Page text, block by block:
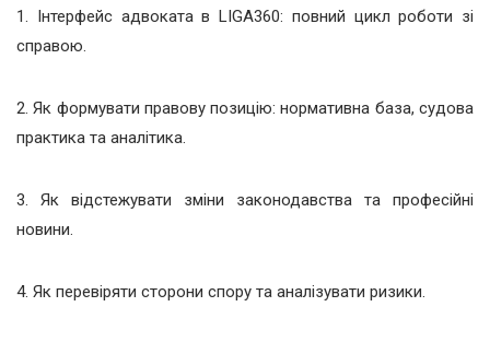
1. Інтерфейс адвоката в LIGA360: повний цикл роботи зі
справою.
2. Як формувати правову позицію: нормативна база, судова
практика та аналітика.
3. Як відстежувати зміни законодавства та професійні
новини.
4. Як перевіряти сторони спору та аналізувати ризики.